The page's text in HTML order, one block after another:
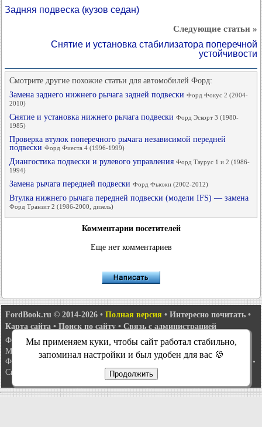
Задняя подвеска (кузов седан)
Следующие статьи »
Снятие и установка стабилизатора поперечной
устойчивости
Смотрите другие похожие статьи для автомобилей Форд:
Замена заднего нижнего рычага задней подвески Форд Фокус 2 (2004-
2010)
Снятие и установка нижнего рычага подвески Форд Эскорт 3 (1980-
1985)
Проверка втулок поперечного рычага независимой передней
подвески Форд Фиеста 4 (1996-1999)
Диангостика подвески и рулевого управления Форд Таурус 1 и 2 (1986-
1994)
Замена рычага передней подвески Форд Фьюжн (2002-2012)
Втулка нижнего рычага передней подвески (модели IFS) — замена
Форд Транзит 2 (1986-2000, дизель)
Комментарии посетителей
Еще нет комментариев
FordBook.ru © 2014-2026 • Полная версия • Интересно почитать •
Карта сайта • Поиск по сайту • Связь с администрацией
Фокус 1• Фокус Турнир 1•Фокус 2•Мондео 1•Мондео 1 и 2•
Мондео 2•Мондео 3•Мондео 4•Эскорт 3•Эскорт 4 •Эскорт 5
Фиеста 2
Таурус 1 и 2 Фьюжн • Скорпио 1
•
Сиерра
Мы применяем куки, чтобы сайт работал стабильно,
запоминал настройки и был удобен для вас 🍪
Продолжить